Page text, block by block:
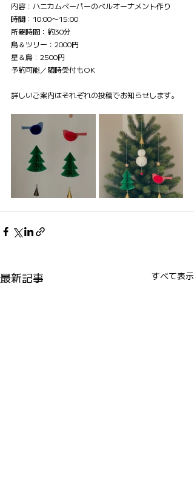
内容：ハニカムペーパーのベルオーナメント作り
時間：10:00〜15:00
所要時間：約30分
鳥＆ツリー：2000円
星＆鳥：2500円
予約可能／随時受付もOK
詳しいご案内はそれぞれの投稿でお知らせします。
最新記事 すべて表示